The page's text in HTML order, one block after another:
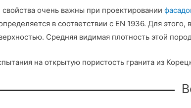
очень важны при проектировании
в соответствии с EN 1936. Для
Средняя видимая плотность этой
на открытую пористость гранита из